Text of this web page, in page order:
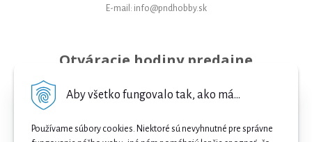
Aby všetko fungovalo tak, ako má...
Používame súbory cookies. Niektoré sú nevyhnutné pre správne
E-mail: info@pndhobby.sk
Otváracie hodiny predajne
Streda 09-17